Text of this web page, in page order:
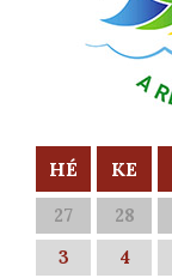
HÉ KE
27 28
3
4